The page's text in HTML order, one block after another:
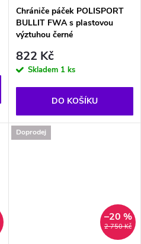
Chrániče páček POLISPORT
BULLIT FWA s plastovou
výztuhou černé
822 Kč
Skladem 1 ks
DO KOŠÍKU
Doprodej
2 750 Kč
–20 %